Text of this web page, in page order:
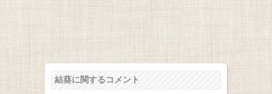
結葵に関するコメント